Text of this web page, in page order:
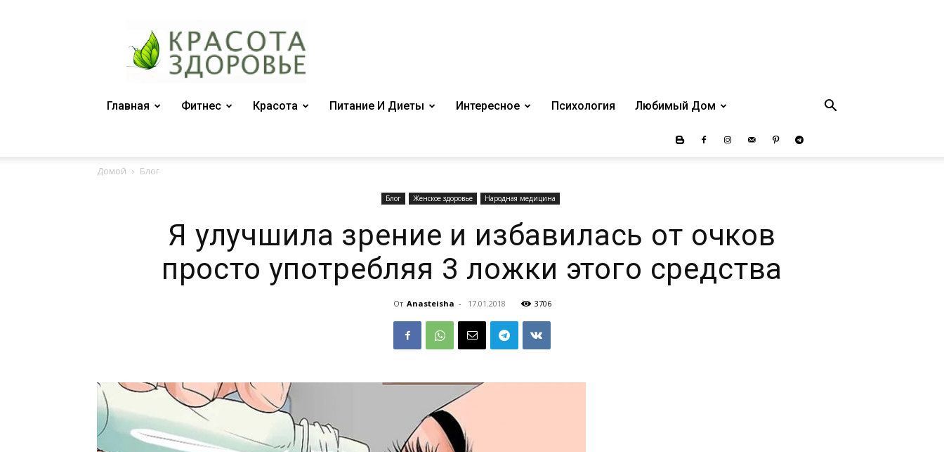
журнал
"Красота
и
Главная
Фитнес Красота Питание И Диеты Интересное Психология Любимый Дом
Домой Блог
Блог Женское здоровье Народная медицина
Я улучшила зрение и избавилась от очков
просто употребляя 3 ложки этого средства
От Anasteisha - 17.01.2018 3706